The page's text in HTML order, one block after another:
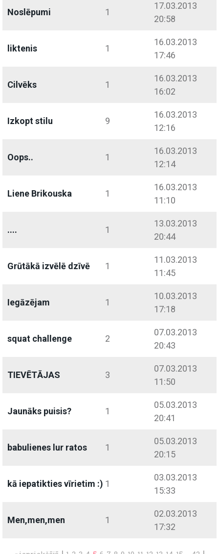
Noslēpumi 1
17.03.2013
20:58
liktenis 1
16.03.2013
17:46
Cilvēks 1
16.03.2013
16:02
Izkopt stilu 9
16.03.2013
12:16
Oops.. 1
16.03.2013
12:14
Liene Brikouska 1
16.03.2013
11:10
.... 1
13.03.2013
20:44
Grūtākā izvēlē dzīvē 1
11.03.2013
11:45
Iegāzējam 1
10.03.2013
17:18
squat challenge 2
07.03.2013
20:43
TIEVĒTĀJAS 3
07.03.2013
11:50
Jaunāks puisis? 1
05.03.2013
20:41
babulienes lur ratos 1
05.03.2013
20:15
kā iepatikties vīrietim :) 1
03.03.2013
15:33
Men,men,men 1
02.03.2013
17:32